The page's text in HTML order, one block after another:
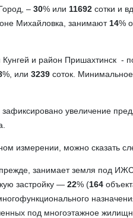
–30% или 11692 сотки и
Михайловка, занимают 14%
Кунгей и район Пришахтинск -
%, или3239 соток.
увеличение
измерении, можно сказать
прежде, занимает земля под
застройку —22% (164
под многоэтажное